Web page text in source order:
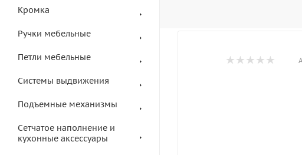
Кромка
Ручки мебельные
Петли мебельные
Системы выдвижения
Подъемные механизмы
Сетчатое наполнение и
кухонные аксессуары